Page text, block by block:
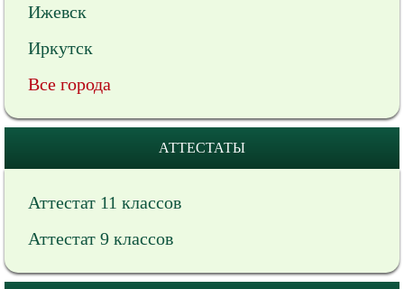
Ижевск
Иркутск
Все города
АТТЕСТАТЫ
Аттестат 11 классов
Аттестат 9 классов